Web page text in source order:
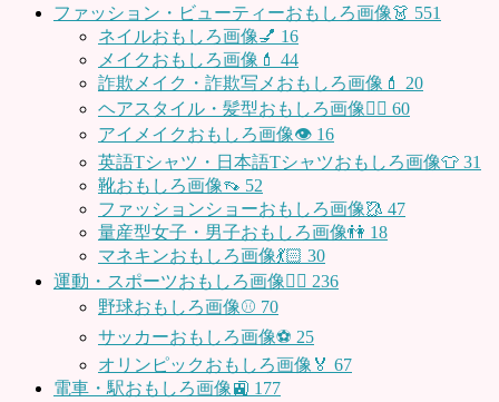
ファッション・ビューティーおもしろ画像👗 551
ネイルおもしろ画像💅 16
メイクおもしろ画像💄 44
詐欺メイク・詐欺写メおもしろ画像💄 20
ヘアスタイル・髪型おもしろ画像👱‍♀️ 60
アイメイクおもしろ画像👁 16
英語Tシャツ・日本語Tシャツおもしろ画像👕 31
靴おもしろ画像👡 52
ファッションショーおもしろ画像🥻 47
量産型女子・男子おもしろ画像👫 18
マネキンおもしろ画像💃🏻 30
運動・スポーツおもしろ画像🏃‍♂️ 236
野球おもしろ画像⚾ 70
サッカーおもしろ画像⚽️ 25
オリンピックおもしろ画像🏅 67
電車・駅おもしろ画像🚉 177